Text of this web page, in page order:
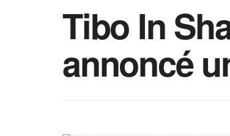
Tibo In
annoncé